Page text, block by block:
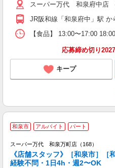
スーパー万代 和泉府中店
JR阪和線「和泉府中」駅
【食品】 13:00〜17:00
応募締め切り
キープ
和泉市 アルバイト パート
スーパー万代 和泉万町店（168）
《店舗スタッフ》［和泉市］［
経験不問・1日4h・週2〜OK